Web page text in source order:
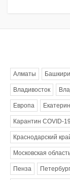
Алматы
Владивосток
Европа
Карантин COVID-19
Краснодарский
Московская
Пенза Петербург